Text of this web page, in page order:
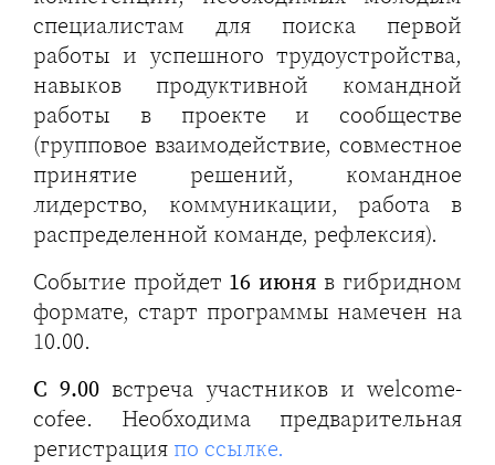
специалистам для поиска первой
работы и успешного трудоустройства,
навыков продуктивной командной
работы в проекте и сообществе
(групповое взаимодействие, совместное
принятие решений, командное
лидерство, коммуникации, работа в
распределенной команде, рефлексия).
Событие пройдет 16 июня в гибридном
формате, старт программы намечен на
10.00.
С 9.00 встреча участников и welcome-
cofee. Необходима предварительная
регистрация по ссылке.